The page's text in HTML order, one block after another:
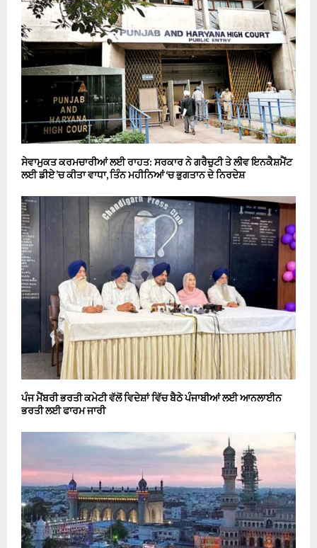
ਸੇਵਾਮੁਕਤ ਕਰਮਚਾਰੀਆਂ ਲਈ ਰਾਹਤ: ਸਰਕਾਰ ਨੇ ਗਰੈਚੁਟੀ ਤੇ ਲੀਵ ਇਨਕੈਸ਼ਮੈਂਟ
ਲਈ ਡੀਏ ’ਚ ਕੀਤਾ ਵਾਧਾ, ਤਿੰਨ ਮਹੀਨਿਆਂ ‘ਚ ਭੁਗਤਾਨ ਦੇ ਨਿਰਦੇਸ਼
ਪੰਜ ਮੈਂਬਰੀ ਭਰਤੀ ਕਮੇਟੀ ਵੱਲੋਂ ਵਿਦੇਸ਼ਾਂ ਵਿੱਚ ਬੈਠੇ ਪੰਜਾਬੀਆਂ ਲਈ ਆਨਲਾਈਨ
ਭਰਤੀ ਲਈ ਫਾਰਮ ਜਾਰੀ